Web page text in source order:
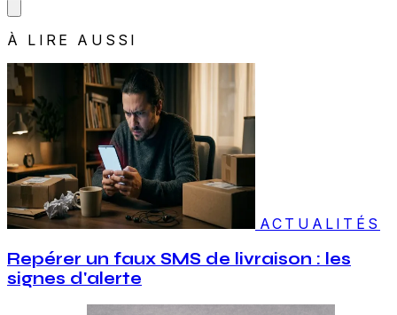
À LIRE AUSSI
ACTUALITÉS
Repérer un faux SMS de livraison : les
signes d'alerte